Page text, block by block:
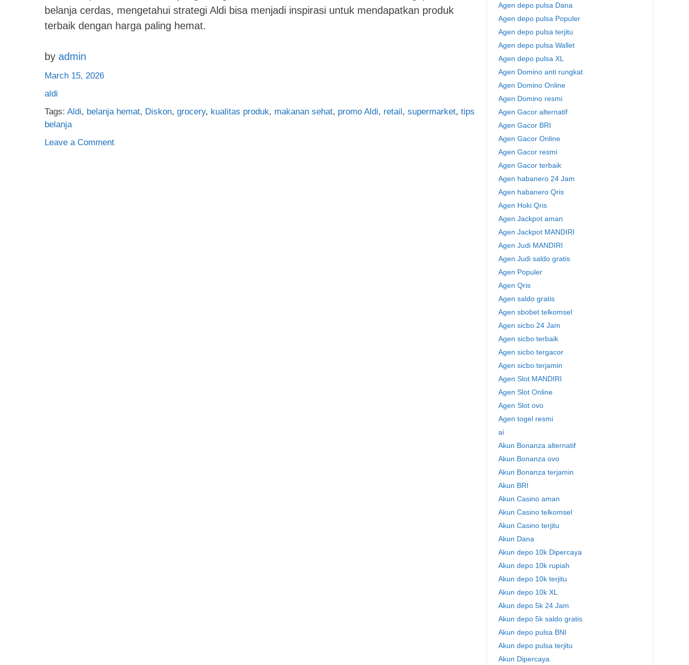
belanja cerdas, mengetahui strategi Aldi bisa menjadi inspirasi untuk mendapatkan produk
terbaik dengan harga paling hemat.
by admin
March 15, 2026
aldi
Tags: Aldi, belanja hemat, Diskon, grocery, kualitas produk, makanan sehat, promo Aldi, retail , supermarket, tips
belanja
Leave a Commenton
Agen depo pulsa Dana
Agen depo pulsa Populer
Agen depo pulsa terjitu
Agen depo pulsa Wallet
Agen depo pulsa XL
Agen Domino anti rungkat
Agen Domino Online
Agen Domino resmi
Agen Gacor alternatif
Agen Gacor BRI
Agen Gacor Online
Agen Gacor resmi
Agen Gacor terbaik
Agen habanero 24 Jam
Agen habanero Qris
Agen Hoki Qris
Agen Jackpot aman
Agen Jackpot MANDIRI
Agen Judi MANDIRI
Agen Judi saldo gratis
Agen Populer
Agen Qris
Agen saldo gratis
Agen sbobet telkomsel
Agen sicbo 24 Jam
Agen sicbo terbaik
Agen sicbo tergacor
Agen sicbo terjamin
Agen Slot MANDIRI
Agen Slot Online
Agen Slot ovo
Agen togel resmi
ai
Akun Bonanza alternatif
Akun Bonanza ovo
Akun Bonanza terjamin
Akun BRI
Akun Casino aman
Akun Casino telkomsel
Akun Casino terjitu
Akun Dana
Akun depo 10k Dipercaya
Akun depo 10k rupiah
Akun depo 10k terjitu
Akun depo 10k XL
Akun depo 5k 24 Jam
Akun depo 5k saldo gratis
Akun depo pulsa BNI
Akun depo pulsa terjitu
Akun Dipercaya